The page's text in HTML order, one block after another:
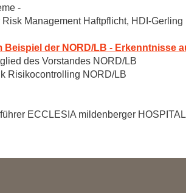
-
Management Haftpflicht, HDI-
Beispiel der NORD/LB - Erkenntnisse
des Vorstandes NORD/LB
Risikocontrolling NORD/LB
ECCLESIA mildenberger HOSPITAL